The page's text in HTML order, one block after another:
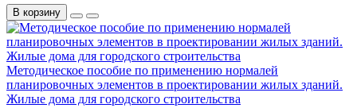
В корзину
Методическое пособие по применению нормалей
планировочных элементов в проектировании жилых зданий.
Жилые дома для городского строительства